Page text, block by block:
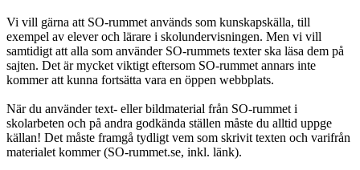
Vi vill gärna att SO-rummet används som kunskapskälla, till
exempel av elever och lärare i skolundervisningen. Men vi vill
samtidigt att alla som använder SO-rummets texter ska läsa dem på
sajten. Det är mycket viktigt eftersom SO-rummet annars inte
kommer att kunna fortsätta vara en öppen webbplats.
När du använder text- eller bildmaterial från SO-rummet i
skolarbeten och på andra godkända ställen måste du alltid uppge
källan! Det måste framgå tydligt vem som skrivit texten och varifrån
materialet kommer (SO-rummet.se, inkl. länk).